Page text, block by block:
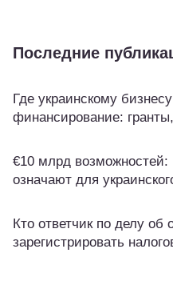
Последние
Где украинскому
финансирование:
€10 млрд возможностей:
означают для
Кто ответчик по делу об
зарегистрировать